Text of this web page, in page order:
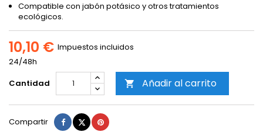
Compatible con jabón potásico y otros tratamientos
ecológicos.
10,10 € Impuestos incluidos
24/48h
Cantidad
 Añadir al carrito
Compartir Compartir
TuitearPinterest